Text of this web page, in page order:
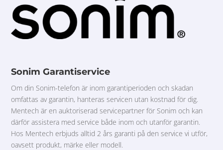
Sonim Garantiservice
Om din Sonim-telefon är inom garantiperioden och skadan
omfattas av garantin, hanteras servicen utan kostnad för dig.
Mentech är en auktoriserad servicepartner för Sonim och kan
därför assistera med service både inom och utanför garantin.
Hos Mentech erbjuds alltid 2 års garanti på den service vi utför,
oavsett produkt, märke eller modell.